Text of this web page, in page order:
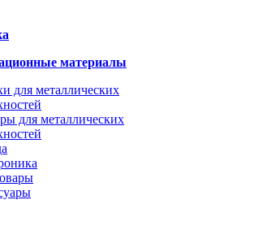
материалы
для металлических
для металлических